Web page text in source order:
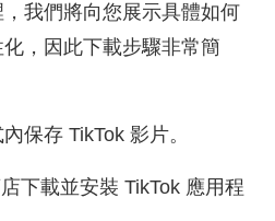
我們將向您展示具體如何
，因此下載步驟非常簡
保存 TikTok 影片。
下載並安裝 TikTok 應用程